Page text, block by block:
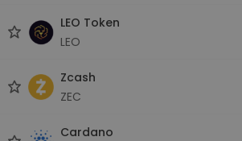
LEO Token
LEO
Zcash
ZEC
Cardano